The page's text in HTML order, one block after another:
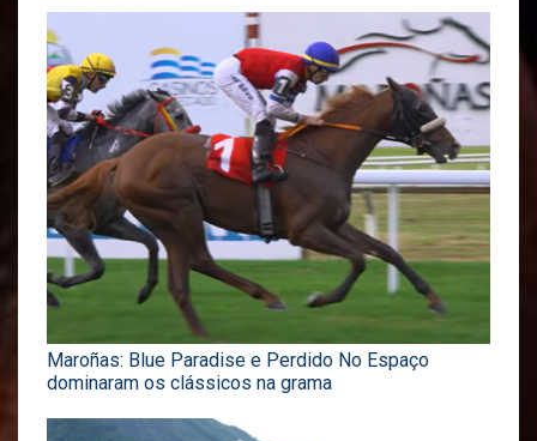
Maroñas: Blue Paradise e Perdido No Espaço
dominaram os clássicos na grama